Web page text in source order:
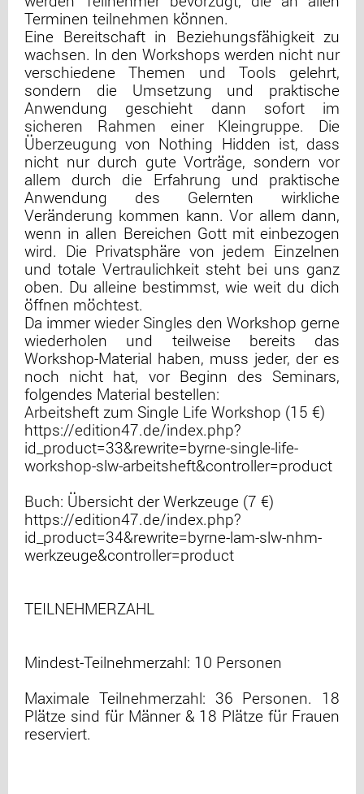
Terminen teilnehmen können.
Eine Bereitschaft in Beziehungsfähigkeit zu
wachsen. In den Workshops werden nicht nur
verschiedene Themen und Tools gelehrt,
sondern die Umsetzung und praktische
Anwendung geschieht dann sofort im
sicheren Rahmen einer Kleingruppe. Die
Überzeugung von Nothing Hidden ist, dass
nicht nur durch gute Vorträge, sondern vor
allem durch die Erfahrung und praktische
Anwendung des Gelernten wirkliche
Veränderung kommen kann. Vor allem dann,
wenn in allen Bereichen Gott mit einbezogen
wird. Die Privatsphäre von jedem Einzelnen
und totale Vertraulichkeit steht bei uns ganz
oben. Du alleine bestimmst, wie weit du dich
öffnen möchtest.
Da immer wieder Singles den Workshop gerne
wiederholen und teilweise bereits das
Workshop-Material haben, muss jeder, der es
noch nicht hat, vor Beginn des Seminars,
folgendes Material bestellen:
Arbeitsheft zum Single Life Workshop (15 €)
https://edition47.de/index.php?
id_product=33&rewrite=byrne-single-life-
workshop-slw-arbeitsheft&controller=product
Buch: Übersicht der Werkzeuge (7 €)
https://edition47.de/index.php?
id_product=34&rewrite=byrne-lam-slw-nhm-
werkzeuge&controller=product
TEILNEHMERZAHL
Mindest-Teilnehmerzahl: 10 Personen
Maximale Teilnehmerzahl: 36 Personen. 18
Plätze sind für Männer & 18 Plätze für Frauen
reserviert.